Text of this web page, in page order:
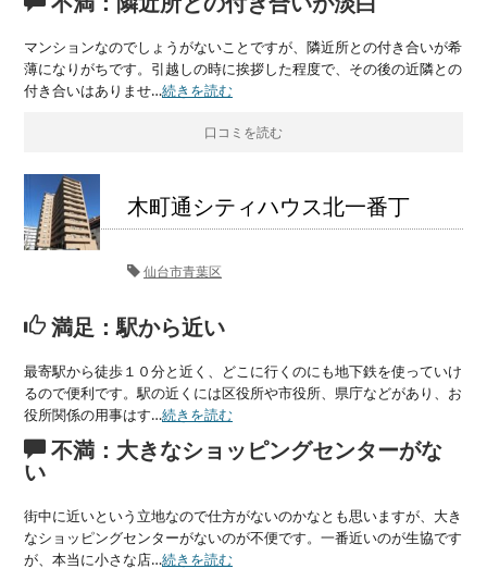
マンションなのでしょうがないことですが、隣近所との付き合いが希
薄になりがちです。引越しの時に挨拶した程度で、その後の近隣との
付き合いはありませ…続きを読む
口コミを読む
木町通シティハウス北一番丁
仙台市青葉区
満足：駅から近い
最寄駅から徒歩１０分と近く、どこに行くのにも地下鉄を使っていけ
るので便利です。駅の近くには区役所や市役所、県庁などがあり、お
役所関係の用事はす…続きを読む
不満：大きなショッピングセンターがな
い
街中に近いという立地なので仕方がないのかなとも思いますが、大き
なショッピングセンターがないのが不便です。一番近いのが生協です
が、本当に小さな店…続きを読む